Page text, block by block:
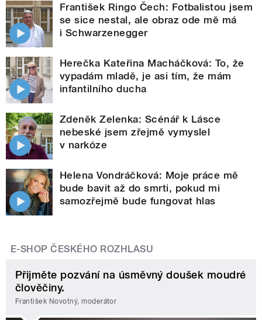
František Ringo Čech: Fotbalistou jsem
se sice nestal, ale obraz ode mě má
i Schwarzenegger
Herečka Kateřina Macháčková: To, že
vypadám mladě, je asi tím, že mám
infantilního ducha
Zdeněk Zelenka: Scénář k Lásce
nebeské jsem zřejmě vymyslel
v narkóze
Helena Vondráčková: Moje práce mě
bude bavit až do smrti, pokud mi
samozřejmě bude fungovat hlas
E-SHOP ČESKÉHO ROZHLASU
Přijměte pozvání na úsměvný doušek moudré
člověčiny.
František Novotný, moderátor